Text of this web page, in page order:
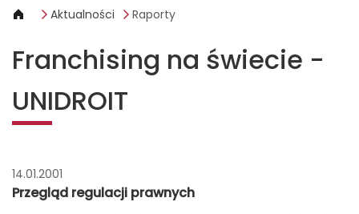
Aktualności Raporty
Franchising na świecie -
UNIDROIT
14.01.2001
Przegląd regulacji prawnych